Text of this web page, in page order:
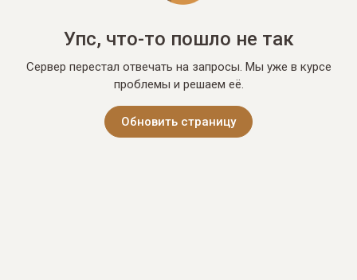
Упс, что-то пошло не так
Сервер перестал отвечать на запросы. Мы уже в курсе
проблемы и решаем её.
Обновить страницу